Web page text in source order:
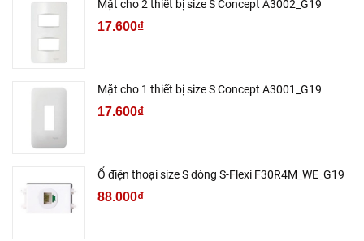
Mặt cho 2 thiết bị size S Concept A3002_G19
17.600₫
Mặt cho 1 thiết bị size S Concept A3001_G19
17.600₫
Ổ điện thoại size S dòng S-Flexi F30R4M_WE_G19
88.000₫